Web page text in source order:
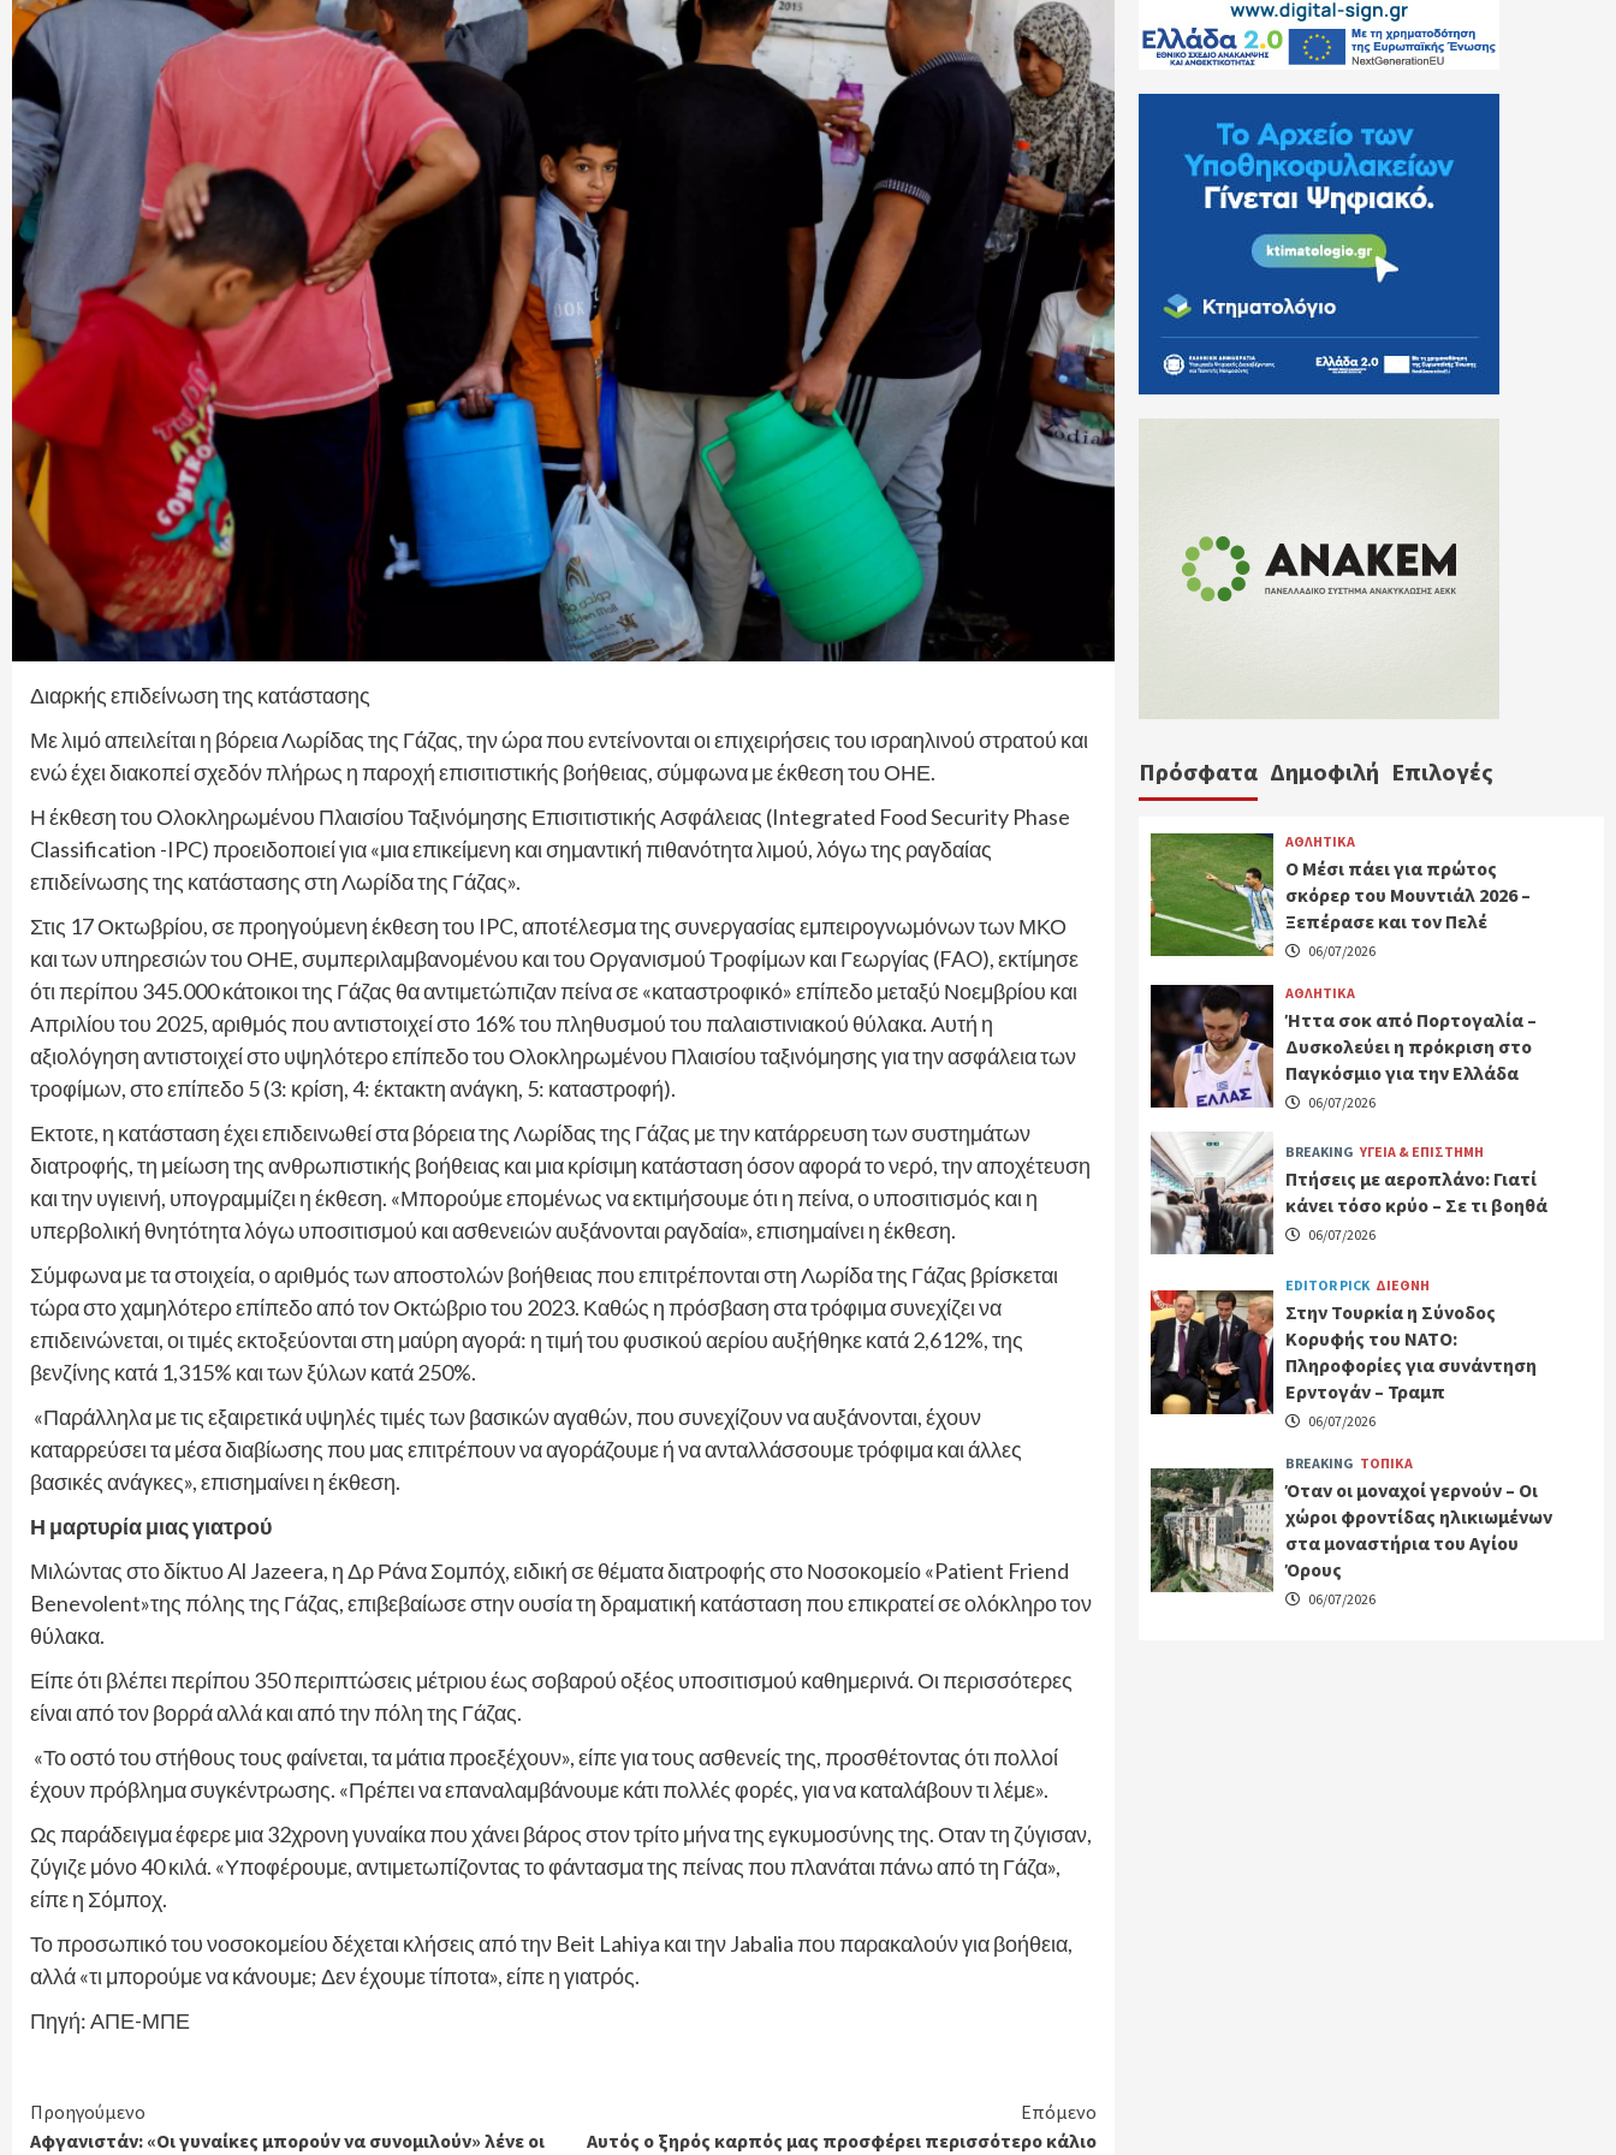
Διαρκής επιδείνωση της κατάστασης
Με λιμό απειλείται η βόρεια Λωρίδας της Γάζας, την ώρα που εντείνονται οι επιχειρήσεις του ισραηλινού στρατού και
ενώ έχει διακοπεί σχεδόν πλήρως η παροχή επισιτιστικής βοήθειας, σύμφωνα με έκθεση του ΟΗΕ.
Η έκθεση του Ολοκληρωμένου Πλαισίου Ταξινόμησης Επισιτιστικής Ασφάλειας (Integrated Food Security Phase
Classification -IPC) προειδοποιεί για «μια επικείμενη και σημαντική πιθανότητα λιμού, λόγω της ραγδαίας
επιδείνωσης της κατάστασης στη Λωρίδα της Γάζας».
Στις 17 Οκτωβρίου, σε προηγούμενη έκθεση του IPC, αποτέλεσμα της συνεργασίας εμπειρογνωμόνων των ΜΚΟ
και των υπηρεσιών του ΟΗΕ, συμπεριλαμβανομένου και του Οργανισμού Τροφίμων και Γεωργίας (FAO), εκτίμησε
ότι περίπου 345.000 κάτοικοι της Γάζας θα αντιμετώπιζαν πείνα σε «καταστροφικό» επίπεδο μεταξύ Νοεμβρίου και
Απριλίου του 2025, αριθμός που αντιστοιχεί στο 16% του πληθυσμού του παλαιστινιακού θύλακα. Αυτή η
αξιολόγηση αντιστοιχεί στο υψηλότερο επίπεδο του Ολοκληρωμένου Πλαισίου ταξινόμησης για την ασφάλεια των
τροφίμων, στο επίπεδο 5 (3: κρίση, 4: έκτακτη ανάγκη, 5: καταστροφή).
Εκτοτε, η κατάσταση έχει επιδεινωθεί στα βόρεια της Λωρίδας της Γάζας με την κατάρρευση των συστημάτων
διατροφής, τη μείωση της ανθρωπιστικής βοήθειας και μια κρίσιμη κατάσταση όσον αφορά το νερό, την αποχέτευση
και την υγιεινή, υπογραμμίζει η έκθεση. «Μπορούμε επομένως να εκτιμήσουμε ότι η πείνα, ο υποσιτισμός και η
υπερβολική θνητότητα λόγω υποσιτισμού και ασθενειών αυξάνονται ραγδαία», επισημαίνει η έκθεση.
Σύμφωνα με τα στοιχεία, ο αριθμός των αποστολών βοήθειας που επιτρέπονται στη Λωρίδα της Γάζας βρίσκεται
τώρα στο χαμηλότερο επίπεδο από τον Οκτώβριο του 2023. Καθώς η πρόσβαση στα τρόφιμα συνεχίζει να
επιδεινώνεται, οι τιμές εκτοξεύονται στη μαύρη αγορά: η τιμή του φυσικού αερίου αυξήθηκε κατά 2,612%, της
βενζίνης κατά 1,315% και των ξύλων κατά 250%.
«Παράλληλα με τις εξαιρετικά υψηλές τιμές των βασικών αγαθών, που συνεχίζουν να αυξάνονται, έχουν
καταρρεύσει τα μέσα διαβίωσης που μας επιτρέπουν να αγοράζουμε ή να ανταλλάσσουμε τρόφιμα και άλλες
βασικές ανάγκες», επισημαίνει η έκθεση.
Η μαρτυρία μιας γιατρού
Μιλώντας στο δίκτυο Al Jazeera, η Δρ Ράνα Σομπόχ, ειδική σε θέματα διατροφής στο Νοσοκομείο «Patient Friend
Benevolent»της πόλης της Γάζας, επιβεβαίωσε στην ουσία τη δραματική κατάσταση που επικρατεί σε ολόκληρο τον
θύλακα.
Είπε ότι βλέπει περίπου 350 περιπτώσεις μέτριου έως σοβαρού οξέος υποσιτισμού καθημερινά. Οι περισσότερες
είναι από τον βορρά αλλά και από την πόλη της Γάζας.
«Το οστό του στήθους τους φαίνεται, τα μάτια προεξέχουν», είπε για τους ασθενείς της, προσθέτοντας ότι πολλοί
έχουν πρόβλημα συγκέντρωσης. «Πρέπει να επαναλαμβάνουμε κάτι πολλές φορές, για να καταλάβουν τι λέμε».
Ως παράδειγμα έφερε μια 32χρονη γυναίκα που χάνει βάρος στον τρίτο μήνα της εγκυμοσύνης της. Οταν τη ζύγισαν,
ζύγιζε μόνο 40 κιλά. «Υποφέρουμε, αντιμετωπίζοντας το φάντασμα της πείνας που πλανάται πάνω από τη Γάζα»,
είπε η Σόμποχ.
Το προσωπικό του νοσοκομείου δέχεται κλήσεις από την Beit Lahiya και την Jabalia που παρακαλούν για βοήθεια,
αλλά «τι μπορούμε να κάνουμε; Δεν έχουμε τίποτα», είπε η γιατρός.
Πηγή: ΑΠΕ-ΜΠΕ
Continue
Προηγούμενο
Αφγανιστάν: «Οι γυναίκες μπορούν να συνομιλούν» λένε οι
Επόμενο
Αυτός ο ξηρός καρπός μας προσφέρει περισσότερο κάλιο
Πρόσφατα Δημοφιλή Επιλογές
ΑΘΛΗΤΙΚΑ
Ο Μέσι πάει για πρώτος
σκόρερ του Μουντιάλ 2026 –
Ξεπέρασε και τον Πελέ
06/07/2026
ΑΘΛΗΤΙΚΑ
Ήττα σοκ από Πορτογαλία –
Δυσκολεύει η πρόκριση στο
Παγκόσμιο για την Ελλάδα
06/07/2026
BREAKING ΥΓΕΙΑ & ΕΠΙΣΤΗΜΗ
Πτήσεις με αεροπλάνο: Γιατί
κάνει τόσο κρύο – Σε τι βοηθά
06/07/2026
EDITOR PICK ΔΙΕΘΝΗ
Στην Τουρκία η Σύνοδος
Κορυφής του ΝΑΤΟ:
Πληροφορίες για συνάντηση
Ερντογάν – Τραμπ
06/07/2026
BREAKING ΤΟΠΙΚΑ
Όταν οι μοναχοί γερνούν – Οι
χώροι φροντίδας ηλικιωμένων
στα μοναστήρια του Αγίου
Όρους
06/07/2026